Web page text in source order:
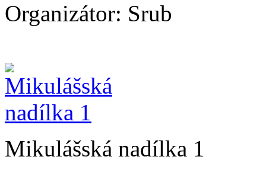
Organizátor: Srub
Mikulášská nadílka 1